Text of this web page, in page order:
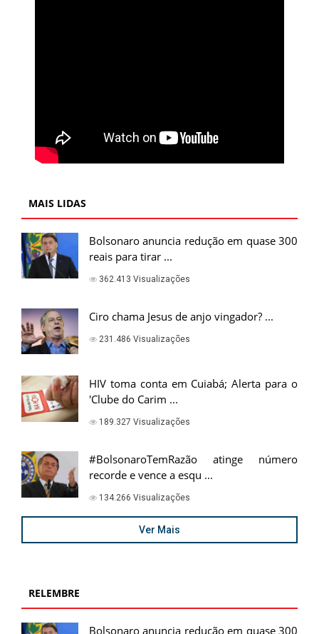
MAIS LIDAS
Bolsonaro anuncia redução em quase 300
reais para tirar ...
362.413 Visualizações
Ciro chama Jesus de anjo vingador? ...
231.486 Visualizações
HIV toma conta em Cuiabá; Alerta para o
'Clube do Carim ...
189.327 Visualizações
#BolsonaroTemRazão atinge número
recorde e vence a esqu ...
134.266 Visualizações
Ver Mais
RELEMBRE
Bolsonaro anuncia redução em quase 300